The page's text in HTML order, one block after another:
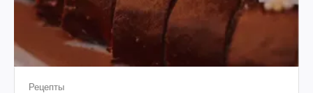
Рецепты